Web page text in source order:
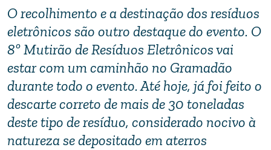
O recolhimento e a destinação dos resíduos
eletrônicos são outro destaque do evento. O
8º Mutirão de Resíduos Eletrônicos vai
estar com um caminhão no Gramadão
durante todo o evento. Até hoje, já foi feito o
descarte correto de mais de 30 toneladas
deste tipo de resíduo, considerado nocivo à
natureza se depositado em aterros